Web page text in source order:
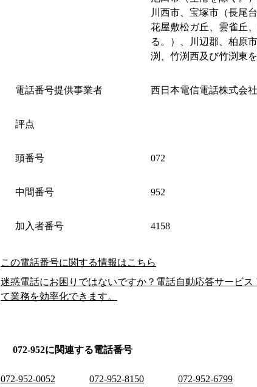
川西市、宝塚市（長尾
花屋敷松ガ丘、雲雀丘
る。）、川辺郡、柏原
渕、竹渕西及び竹渕東を
電話番号提供事業者 西日本電信電話株式会社
評点
頭番号 072
中間番号 952
加入者番号 4158
この電話番号に関する情報はこちら
迷惑電話にお困りではないですか？電話自動応答サービ
て業務を効率化できます。
072-952に関連する電話番号
072-952-0052 072-952-8150 072-952-6799